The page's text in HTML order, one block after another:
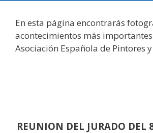
En esta página encontrarás
acontecimientos más
Asociación Española de Pintores
REUNION DEL JURADO DEL